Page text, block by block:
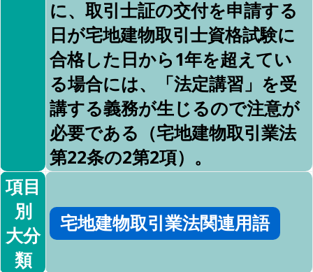
に、取引士証の交付を申請する
日が宅地建物取引士資格試験に
合格した日から1年を超えてい
る場合には、「法定講習」を受
講する義務が生じるので注意が
必要である（宅地建物取引業法
第22条の2第2項）。
項目
別
大分
類
宅地建物取引業法関連用語